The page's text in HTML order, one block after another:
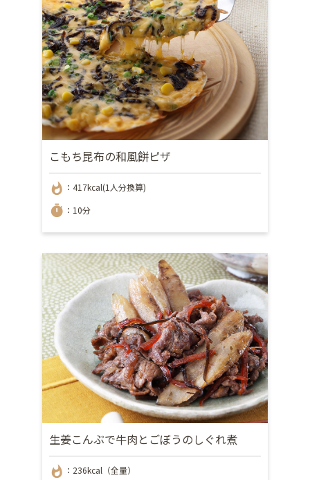
こもち昆布の和風餅ピザ
whatshot ：417kcal(1人分換算)
timer ：10分
生姜こんぶで牛肉とごぼうのしぐれ煮
whatshot ：236kcal（全量）